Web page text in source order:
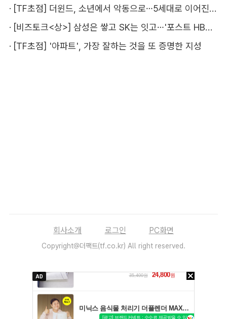
·
[TF초점] 더윈드, 소년에서 악동으로…5세대로 이어진 지코·박경
·
[비즈토크<상>] 삼성은 쌓고 SK는 잇고…'포스트 HBM' 주도권 누가 잡을까
· [TF초점] '아파트', 가장 잘하는 것을 또 증명한 지성
회사소개 로그인 PC화면
Copyright@더팩트(tf.co.kr) All right reserved.
AD